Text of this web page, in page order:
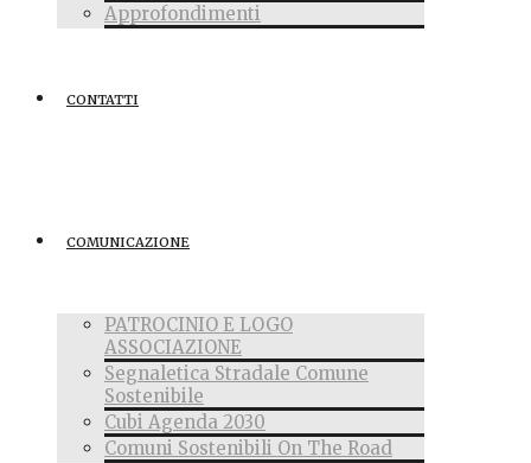
Approfondimenti
CONTATTI
COMUNICAZIONE
PATROCINIO E LOGO
ASSOCIAZIONE
Segnaletica Stradale Comune
Sostenibile
Cubi Agenda 2030
Comuni Sostenibili On The Road